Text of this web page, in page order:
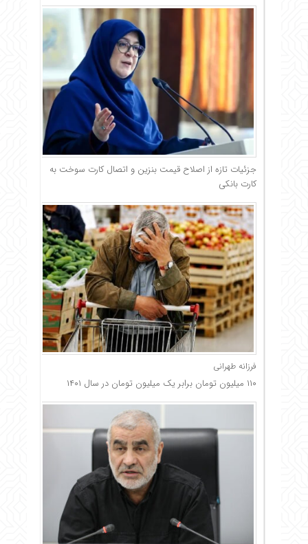
جزئیات تازه از اصلاح قیمت بنزین و اتصال کارت سوخت به
کارت بانکی
فرزانه طهرانی
۱۱۰ میلیون تومان برابر یک میلیون تومان در سال ۱۴۰۱